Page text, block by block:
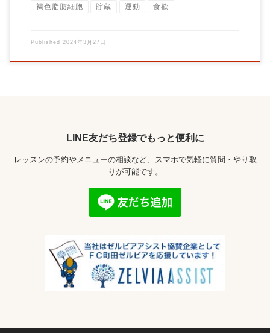
褐色脂肪細胞 貯蔵 運動 食欲
Published 2024年3月27日
LINE友だち登録でもっと便利に
レッスンの予約やメニューの相談など、スマホで気軽に質問・やり取
りが可能です。